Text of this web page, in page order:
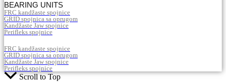
BEARING UNITS
FRC kandžaste spojnice
GRID spojnica sa oprugom
Kandžaste Jaw spojnice
Perifleks spojnice
FRC kandžaste spojnice
GRID spojnica sa oprugom
Kandžaste Jaw spojnice
Perifleks spojnice
Scroll to Top